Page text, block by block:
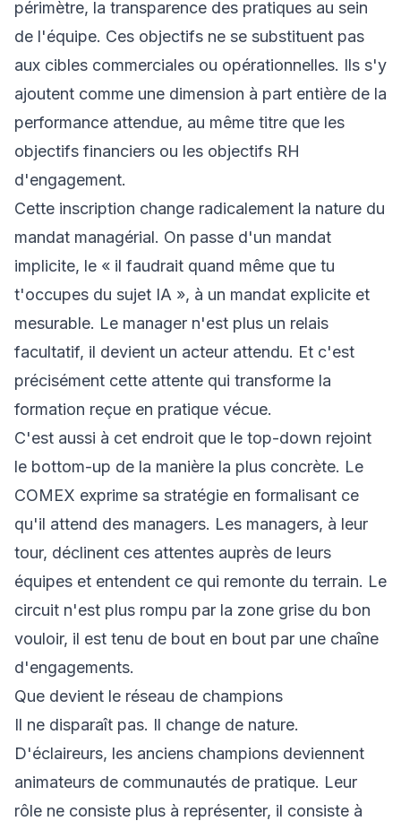
périmètre, la transparence des pratiques au sein
de l'équipe. Ces objectifs ne se substituent pas
aux cibles commerciales ou opérationnelles. Ils s'y
ajoutent comme une dimension à part entière de la
performance attendue, au même titre que les
objectifs financiers ou les objectifs RH
d'engagement.
Cette inscription change radicalement la nature du
mandat managérial. On passe d'un mandat
implicite, le « il faudrait quand même que tu
t'occupes du sujet IA », à un mandat explicite et
mesurable. Le manager n'est plus un relais
facultatif, il devient un acteur attendu. Et c'est
précisément cette attente qui transforme la
formation reçue en pratique vécue.
C'est aussi à cet endroit que le top-down rejoint
le bottom-up de la manière la plus concrète. Le
COMEX exprime sa stratégie en formalisant ce
qu'il attend des managers. Les managers, à leur
tour, déclinent ces attentes auprès de leurs
équipes et entendent ce qui remonte du terrain. Le
circuit n'est plus rompu par la zone grise du bon
vouloir, il est tenu de bout en bout par une chaîne
d'engagements.
Que devient le réseau de champions
Il ne disparaît pas. Il change de nature.
D'éclaireurs, les anciens champions deviennent
animateurs de communautés de pratique. Leur
rôle ne consiste plus à représenter, il consiste à